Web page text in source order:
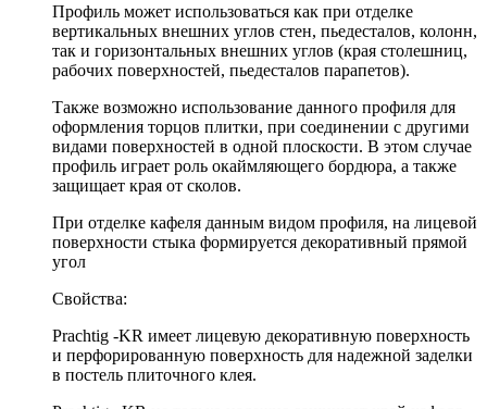
Профиль может использоваться как при отделке
вертикальных внешних углов стен, пьедесталов, колонн,
так и горизонтальных внешних углов (края столешниц,
рабочих поверхностей, пьедесталов парапетов).
Также возможно использование данного профиля для
оформления торцов плитки, при соединении с другими
видами поверхностей в одной плоскости. В этом случае
профиль играет роль окаймляющего бордюра, а также
защищает края от сколов.
При отделке кафеля данным видом профиля, на лицевой
поверхности стыка формируется декоративный прямой
угол
Свойства:
Prachtig -KR имеет лицевую декоративную поверхность
и перфорированную поверхность для надежной заделки
в постель плиточного клея.